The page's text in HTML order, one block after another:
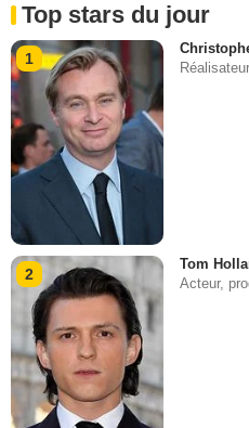
Top stars du jour
1
2
Tom
Acteur,